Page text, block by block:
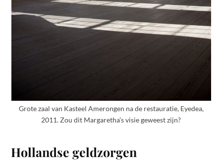
Grote zaal van Kasteel Amerongen na de restauratie, Eyedea,
2011. Zou dit Margaretha’s visie geweest zijn?
Hollandse geldzorgen